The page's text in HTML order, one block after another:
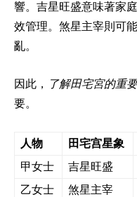
響。吉星旺盛意味著家
效管理。煞星主宰則可
亂。
因此， 了解田宅宮的重
要。
人物 田宅宫星象
甲女士
吉星旺盛
乙女士
煞星主宰